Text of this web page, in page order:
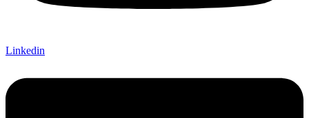
Linkedin